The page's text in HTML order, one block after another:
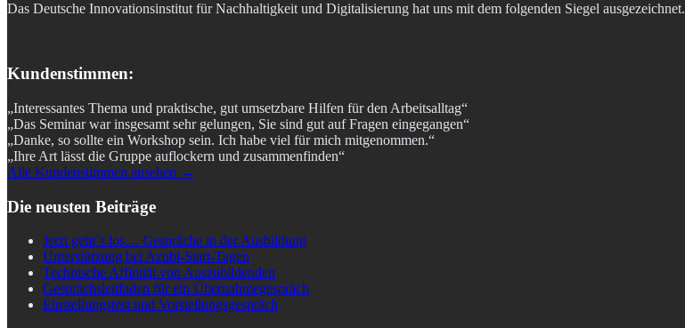
Das Deutsche Innovationsinstitut für Nachhaltigkeit und Digitalisierung hat uns mit dem folgenden Siegel ausgezeichnet.
Kundenstimmen:
„Interessantes Thema und praktische, gut umsetzbare Hilfen für den Arbeitsalltag“
„Das Seminar war insgesamt sehr gelungen, Sie sind gut auf Fragen eingegangen“
„Danke, so sollte ein Workshop sein. Ich habe viel für mich mitgenommen.“
„Ihre Art lässt die Gruppe auflockern und zusammenfinden“
Alle Kundenstimmen ansehen →
Die neusten Beiträge
Jetzt geht´s los… Gespräche in der Ausbildung
Unterstützung bei Azubi-Start-Tagen
Technische Affinität von Auszubildenden
Gesprächsleitfaden für ein Übernahmegespräch
Einstellungstest und Vorstellungsgespräch